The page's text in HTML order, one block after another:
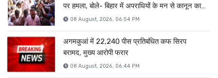
पर हमला, बोले- बिहार में अपराधियों के मन से कानून का
डर खत्म
08 August, 2026, 06:54 PM
अगमकुआं में 22,240 पीस प्रतिबंधित कफ सिरप
बरामद, मुख्य आरोपी फरार
08 August, 2026, 06:44 PM